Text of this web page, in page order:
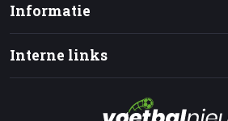
Informatie
Interne links